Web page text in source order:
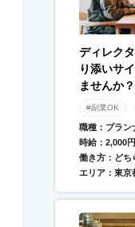
ディレク
り添いサ
ませんか？
#副業OK
職種：プラン
時給：2,000
働き方：どち
エリア：東京